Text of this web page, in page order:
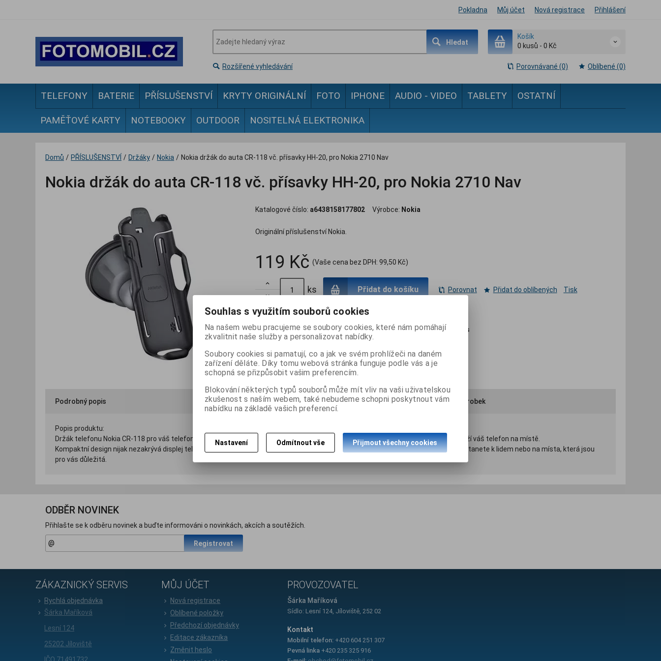
Pokladna Můj účet Nová registrace Přihlášení
Hledat
Košík
0 kusů - 0 Kč
Rozšířené vyhledávání Porovnávané (0) Oblíbené (0)
TELEFONY BATERIE PŘÍSLUŠENSTVÍ KRYTY ORIGINÁLNÍ FOTO IPHONE AUDIO - VIDEO TABLETY OSTATNÍ
PAMĚŤOVÉ KARTY NOTEBOOKY OUTDOOR NOSITELNÁ ELEKTRONIKA
Domů / PŘÍSLUŠENSTVÍ / Držáky / Nokia / Nokia držák do auta CR-118 vč. přísavky HH-20, pro Nokia 2710 Nav
Nokia držák do auta CR-118 vč. přísavky HH-20, pro Nokia 2710 Nav
Katalogové číslo: a6438158177802 Výrobce: Nokia
Originální příslušenství Nokia.
119 Kč (Vaše cena bez DPH: 99,50 Kč)


ks Přidat do košíku Porovnat Přidat do oblíbených Tisk
Záruka (měsíců):24 Termín dodání (dny):skladem Skladem: 1 ks
Podrobný popis Dotaz na výrobek Doporučit výrobek
Popis produktu:
Držák telefonu Nokia CR-118 pro váš telefon Nokia 2710 Navigation Edition se snadno připevní k čelnímu sklu a při jízdě bezpečně drží váš telefon na místě.
Kompaktní design nijak nezakrývá displej telefonu, takže můžete volně mluvit nebo používat aplikaci Nokia Mapy a bezpečně se dostanete k lidem nebo na místa, která jsou
pro vás důležitá.
ODBĚR NOVINEK
Přihlašte se k odběru novinek a buďte informováni o novinkách, akcích a soutěžích.
Registrovat
ZÁKAZNICKÝ SERVIS
Rychlá objednávka
Šárka Maříková
Lesní 124
25202 Jíloviště
MŮJ ÚČET
Nová registrace
Oblíbené položky
Předchozí objednávky
Editace zákazníka
Změnit heslo
PROVOZOVATEL
Šárka Maříková
Sídlo: Lesní 124, Jíloviště, 252 02
Kontakt
Mobilní telefon: +420 604 251 307
Pevná linka +420 235 325 916
Souhlas s využitím souborů cookies
Na našem webu pracujeme se soubory cookies, které nám pomáhají
zkvalitnit naše služby a personalizovat nabídky.
Soubory cookies si pamatují, co a jak ve svém prohlížeči na daném
zařízení děláte. Díky tomu webová stránka funguje podle vás a je
schopná se přizpůsobit vašim preferencím.
Blokování některých typů souborů může mít vliv na vaši uživatelskou
zkušenost s naším webem, také nebudeme schopni poskytnout vám
nabídku na základě vašich preferencí.
Nastavení Odmítnout vše Přijmout všechny cookies